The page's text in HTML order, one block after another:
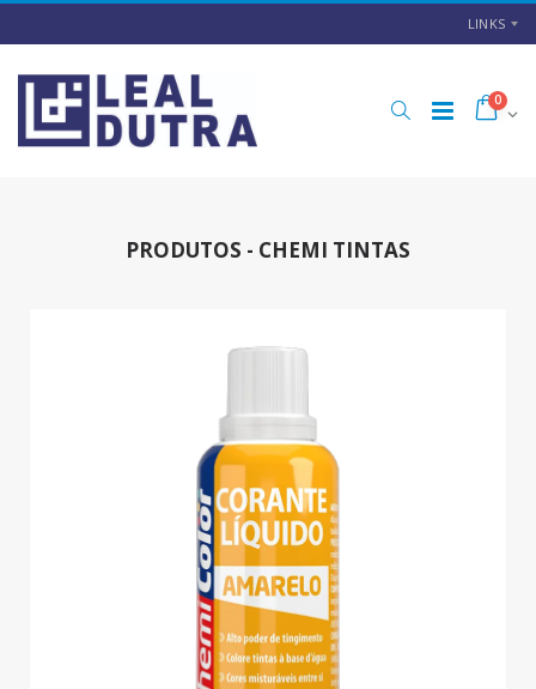
LINKS
0
PRODUTOS - CHEMI TINTAS